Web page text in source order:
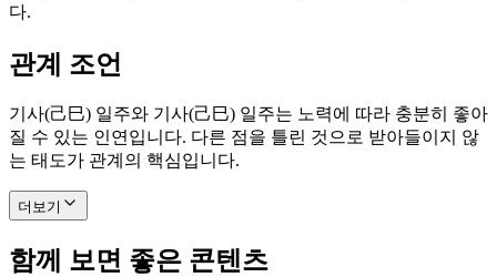
다.
관계 조언
기사(己巳) 일주와 기사(己巳) 일주는 노력에 따라 충분히 좋아
질 수 있는 인연입니다. 다른 점을 틀린 것으로 받아들이지 않
는 태도가 관계의 핵심입니다.
더보기
함께 보면 좋은 콘텐츠